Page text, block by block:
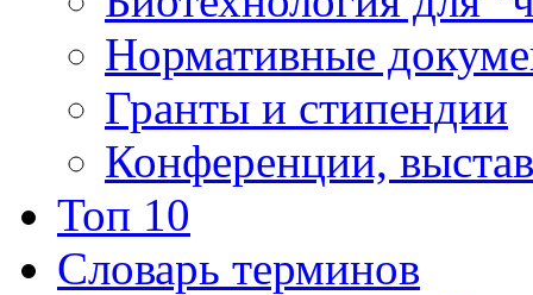
Нормативные
Гранты и стипендии
Конференции,
Топ 10
Словарь терминов